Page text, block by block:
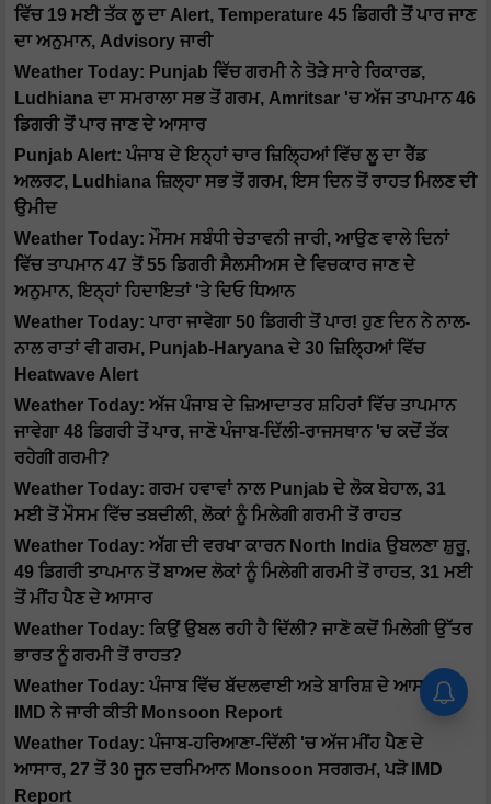
ਵਿੱਚ 19 ਮਈ ਤੱਕ ਲੂ ਦਾ Alert, Temperature 45 ਡਿਗਰੀ ਤੋਂ ਪਾਰ ਜਾਣ
ਦਾ ਅਨੁਮਾਨ, Advisory ਜਾਰੀ
Weather Today: Punjab ਵਿੱਚ ਗਰਮੀ ਨੇ ਤੋੜੇ ਸਾਰੇ ਰਿਕਾਰਡ,
Ludhiana ਦਾ ਸਮਰਾਲਾ ਸਭ ਤੋਂ ਗਰਮ, Amritsar 'ਚ ਅੱਜ ਤਾਪਮਾਨ 46
ਡਿਗਰੀ ਤੋਂ ਪਾਰ ਜਾਣ ਦੇ ਆਸਾਰ
Punjab Alert: ਪੰਜਾਬ ਦੇ ਇਨ੍ਹਾਂ ਚਾਰ ਜ਼ਿਲ੍ਹਿਆਂ ਵਿੱਚ ਲੂ ਦਾ ਰੈੱਡ
ਅਲਰਟ, Ludhiana ਜ਼ਿਲ੍ਹਾ ਸਭ ਤੋਂ ਗਰਮ, ਇਸ ਦਿਨ ਤੋਂ ਰਾਹਤ ਮਿਲਣ ਦੀ
ਉਮੀਦ
Weather Today: ਮੌਸਮ ਸਬੰਧੀ ਚੇਤਾਵਨੀ ਜਾਰੀ, ਆਉਣ ਵਾਲੇ ਦਿਨਾਂ
ਵਿੱਚ ਤਾਪਮਾਨ 47 ਤੋਂ 55 ਡਿਗਰੀ ਸੈਲਸੀਅਸ ਦੇ ਵਿਚਕਾਰ ਜਾਣ ਦੇ
ਅਨੁਮਾਨ, ਇਨ੍ਹਾਂ ਹਿਦਾਇਤਾਂ 'ਤੇ ਦਿਓ ਧਿਆਨ
Weather Today: ਪਾਰਾ ਜਾਵੇਗਾ 50 ਡਿਗਰੀ ਤੋਂ ਪਾਰ! ਹੁਣ ਦਿਨ ਨੇ ਨਾਲ-
ਨਾਲ ਰਾਤਾਂ ਵੀ ਗਰਮ, Punjab-Haryana ਦੇ 30 ਜ਼ਿਲ੍ਹਿਆਂ ਵਿੱਚ
Heatwave Alert
Weather Today: ਅੱਜ ਪੰਜਾਬ ਦੇ ਜ਼ਿਆਦਾਤਰ ਸ਼ਹਿਰਾਂ ਵਿੱਚ ਤਾਪਮਾਨ
ਜਾਵੇਗਾ 48 ਡਿਗਰੀ ਤੋਂ ਪਾਰ, ਜਾਣੋ ਪੰਜਾਬ-ਦਿੱਲੀ-ਰਾਜਸਥਾਨ 'ਚ ਕਦੋਂ ਤੱਕ
ਰਹੇਗੀ ਗਰਮੀ?
Weather Today: ਗਰਮ ਹਵਾਵਾਂ ਨਾਲ Punjab ਦੇ ਲੋਕ ਬੇਹਾਲ, 31
ਮਈ ਤੋਂ ਮੌਸਮ ਵਿੱਚ ਤਬਦੀਲੀ, ਲੋਕਾਂ ਨੂੰ ਮਿਲੇਗੀ ਗਰਮੀ ਤੋਂ ਰਾਹਤ
Weather Today: ਅੱਗ ਦੀ ਵਰਖਾ ਕਾਰਨ North India ਉਬਲਣਾ ਸ਼ੁਰੂ,
49 ਡਿਗਰੀ ਤਾਪਮਾਨ ਤੋਂ ਬਾਅਦ ਲੋਕਾਂ ਨੂੰ ਮਿਲੇਗੀ ਗਰਮੀ ਤੋਂ ਰਾਹਤ, 31 ਮਈ
ਤੋਂ ਮੀਂਹ ਪੈਣ ਦੇ ਆਸਾਰ
Weather Today: ਕਿਉਂ ਉਬਲ ਰਹੀ ਹੈ ਦਿੱਲੀ? ਜਾਣੋ ਕਦੋਂ ਮਿਲੇਗੀ ਉੱਤਰ
ਭਾਰਤ ਨੂੰ ਗਰਮੀ ਤੋਂ ਰਾਹਤ?
Weather Today: ਪੰਜਾਬ ਵਿੱਚ ਬੱਦਲਵਾਈ ਅਤੇ ਬਾਰਿਸ਼ ਦੇ ਆਸਾਰ,
IMD ਨੇ ਜਾਰੀ ਕੀਤੀ Monsoon Report
Weather Today: ਪੰਜਾਬ-ਹਰਿਆਣਾ-ਦਿੱਲੀ 'ਚ ਅੱਜ ਮੀਂਹ ਪੈਣ ਦੇ
ਆਸਾਰ, 27 ਤੋਂ 30 ਜੂਨ ਦਰਮਿਆਨ Monsoon ਸਰਗਰਮ, ਪੜੋ IMD
Report